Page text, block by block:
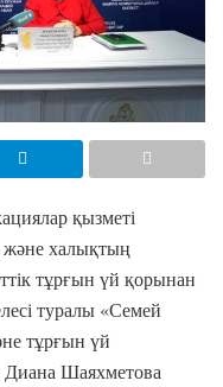
қызметі
және халықтың
тұрғын үй қорынан
туралы «Семей
тұрғын үй
Шаяхметова